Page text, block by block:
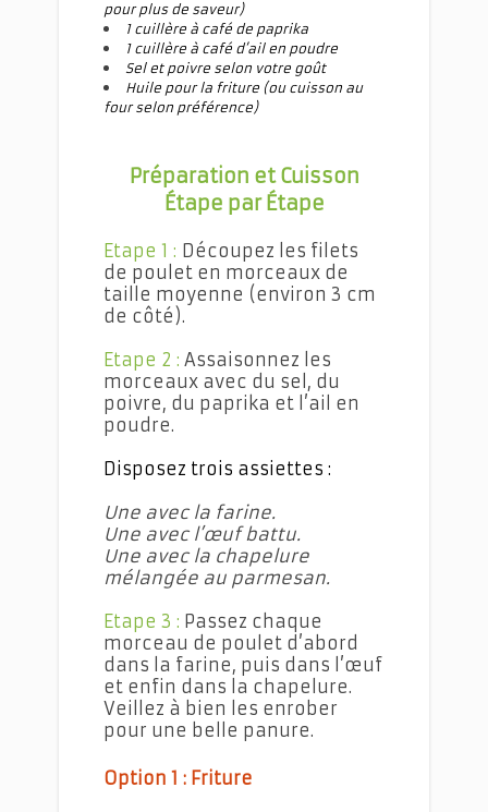
pour plus de saveur)
1 cuillère à café de paprika
1 cuillère à café d’ail en poudre
Sel et poivre selon votre goût
Huile pour la friture (ou cuisson au
four selon préférence)
Préparation et Cuisson
Étape par Étape
Etape 1 : Découpez les filets
de poulet en morceaux de
taille moyenne (environ 3 cm
de côté).
Etape 2 : Assaisonnez les
morceaux avec du sel, du
poivre, du paprika et l’ail en
poudre.
Disposez trois assiettes :
Une avec la farine.
Une avec l’œuf battu.
Une avec la chapelure
mélangée au parmesan.
Etape 3 : Passez chaque
morceau de poulet d’abord
dans la farine, puis dans l’œuf
et enfin dans la chapelure.
Veillez à bien les enrober
pour une belle panure.
Option 1 : Friture